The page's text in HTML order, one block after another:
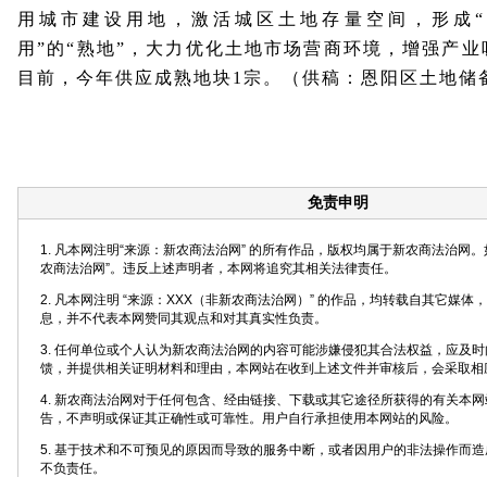
用城市建设用地，激活城区土地存量空间，形成
用”的“熟地”，大力优化土地市场营商环境，增强产
目前，今年供应成熟地块1宗。（供稿：恩阳区土地储
免责申明
1. 凡本网注明“来源：新农商法治网” 的所有作品，版权均属于新农商法治网
农商法治网”。违反上述声明者，本网将追究其相关法律责任。
2. 凡本网注明 “来源：XXX（非新农商法治网）” 的作品，均转载自其它媒体
息，并不代表本网赞同其观点和对其真实性负责。
3. 任何单位或个人认为新农商法治网的内容可能涉嫌侵犯其合法权益，应及
馈，并提供相关证明材料和理由，本网站在收到上述文件并审核后，会采取相
4. 新农商法治网对于任何包含、经由链接、下载或其它途径所获得的有关本
告，不声明或保证其正确性或可靠性。用户自行承担使用本网站的风险。
5. 基于技术和不可预见的原因而导致的服务中断，或者因用户的非法操作而
不负责任。